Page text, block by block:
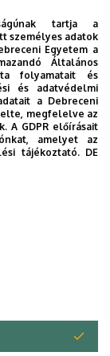
NEKROLÓG
NK
KÖZPONT
KÖZPONT
STUDYVERSITY
tartja a
személyes adatok
Egyetem a
Általános
folyamatait és
és adatvédelmi
a Debreceni
megfelelve az
A GDPR előírásait
amelyet az
tájékoztató. DE